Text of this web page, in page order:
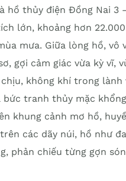
hồ thủy điện Đồng Nai 3
lớn, khoảng hơn
mưa. Giữa lòng hồ, vô
gợi cảm giác vừa kỳ vĩ,
không khí trong lành
tranh thủy mặc
khung cảnh mơ hồ,
các dãy núi, hồ như
phản chiếu từng gợn